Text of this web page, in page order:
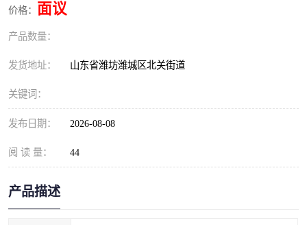
价格： 面议
产品数量：
发货地址： 山东省潍坊潍城区北关街道
关键词：
发布日期： 2026-08-08
阅 读 量： 44
产品描述
餐具消毒污水处理设备
理设备
整形医院污水处理设备
酿酒厂一体化污水处理设
备
生活一体化污水处理设备